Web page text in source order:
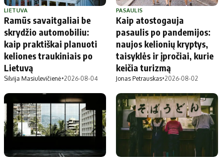
LIETUVA
Ramūs savaitgaliai be
skrydžio automobiliu:
kaip praktiškai planuoti
keliones traukiniais po
Lietuvą
Silvija Masiulevičienė•2026-08-04
PASAULIS
Kaip atostogauja
pasaulis po pandemijos:
naujos kelionių kryptys,
taisyklės ir įpročiai, kurie
keičia turizmą
Jonas Petrauskas•2026-08-02